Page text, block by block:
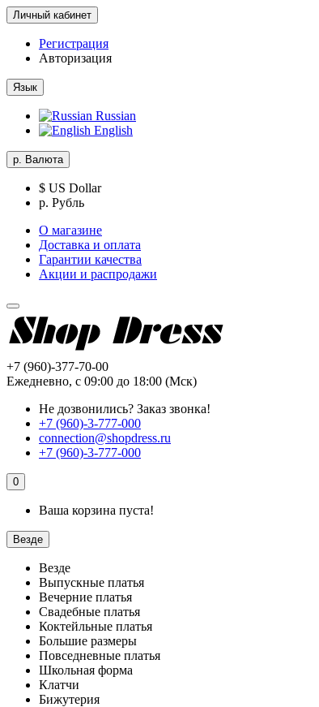
Личный кабинет
Регистрация
Авторизация
Язык
Russian
English
р. Валюта
$ US Dollar
р. Рубль
О магазине
Доставка и оплата
Гарантии качества
Акции и распродажи
+7 (960)-377-70-00
Ежедневно, с 09:00 до 18:00 (Мск)
Не дозвонились? Заказ звонка!
+7 (960)-3-777-000
connection@shopdress.ru
+7 (960)-3-777-000
0
Ваша корзина пуста!
Везде
Везде
Выпускные платья
Вечерние платья
Свадебные платья
Коктейльные платья
Большие размеры
Повседневные платья
Школьная форма
Клатчи
Бижутерия